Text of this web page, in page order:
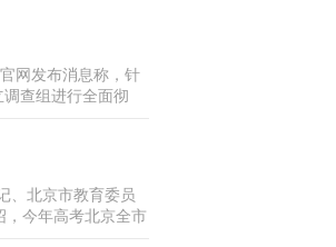
程序和要求，由各
网发布消息称，针
查组进行全面彻
组进行全面彻查，
北京市教育委员
今年高考北京全市